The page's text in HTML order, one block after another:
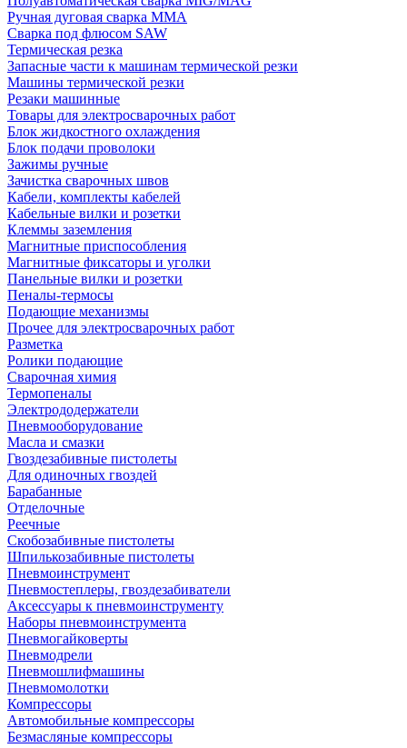
Ручная дуговая сварка MMA
Сварка под флюсом SAW
Термическая резка
Запасные части к машинам термической резки
Машины термической резки
Резаки машинные
Товары для электросварочных работ
Блок жидкостного охлаждения
Блок подачи проволоки
Зажимы ручные
Зачистка сварочных швов
Кабели, комплекты кабелей
Кабельные вилки и розетки
Клеммы заземления
Магнитные приспособления
Магнитные фиксаторы и уголки
Панельные вилки и розетки
Пеналы-термосы
Подающие механизмы
Прочее для электросварочных работ
Разметка
Ролики подающие
Сварочная химия
Термопеналы
Электрододержатели
Пневмооборудование
Масла и смазки
Гвоздезабивные пистолеты
Для одиночных гвоздей
Барабанные
Отделочные
Реечные
Скобозабивные пистолеты
Шпилькозабивные пистолеты
Пневмоинструмент
Пневмостеплеры, гвоздезабиватели
Аксессуары к пневмоинструменту
Наборы пневмоинструмента
Пневмогайковерты
Пневмодрели
Пневмошлифмашины
Пневмомолотки
Компрессоры
Автомобильные компрессоры
Безмасляные компрессоры